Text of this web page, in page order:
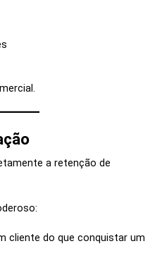
a retenção de
cliente do que conquistar um